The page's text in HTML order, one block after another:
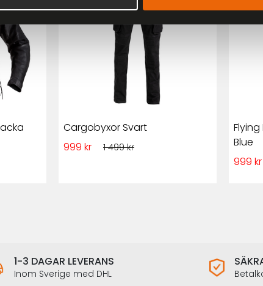
Cargobyxor Svart
999 kr
1 499 kr
Blue
999 kr
1-3 DAGAR LEVERANS
Inom Sverige med DHL